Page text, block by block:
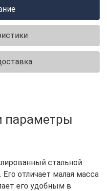
параметры
стальной
отличает малая масса
его удобным в